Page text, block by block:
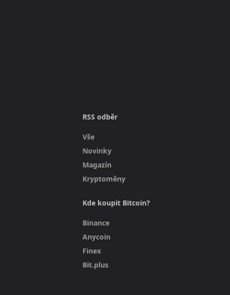
RSS odběr
Vše
Novinky
Magazín
Kryptoměny
Kde koupit Bitcoin?
Binance
Anycoin
Finex
Bit.plus